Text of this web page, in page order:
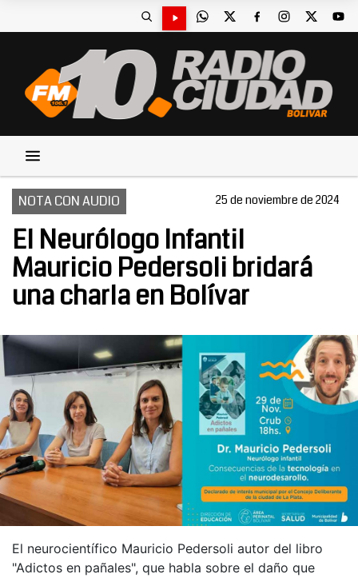
NOTA CON AUDIO 25 de noviembre de 2024
El Neurólogo Infantil
Mauricio Pedersoli bridará
una charla en Bolívar
El neurocientífico Mauricio Pedersoli autor del libro
"Adictos en pañales", que habla sobre el daño que